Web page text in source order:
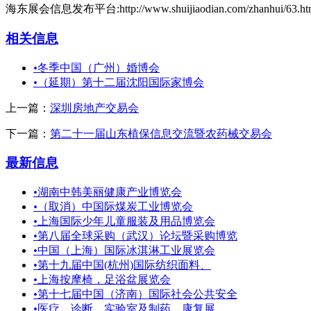
海东展会信息发布平台:http://www.shuijiaodian.com/zhanhui/
相关信息
•冬季中国（广州）婚博会
• （延期）第十二届沈阳国际家博会
上一篇： 深圳房地产交易会
下一篇： 第二十一届山东植保信息交流暨农药械交易会
最新信息
•湖南中韩美丽健康产业博览会
• （取消）中国际煤炭工业博览会
• 上海国际少年儿童服装及用品博览会
•第八届全球采购（武汉）论坛暨采购博览
•中国（上海）国际冰淇淋工业展览会
•第十九届中国(杭州)国际纺织面料、
• 上海按摩椅，足浴盆展览会
•第十七届中国（济南）国际社会公共安全
•医疗、诊断、实验室及制药、康复展